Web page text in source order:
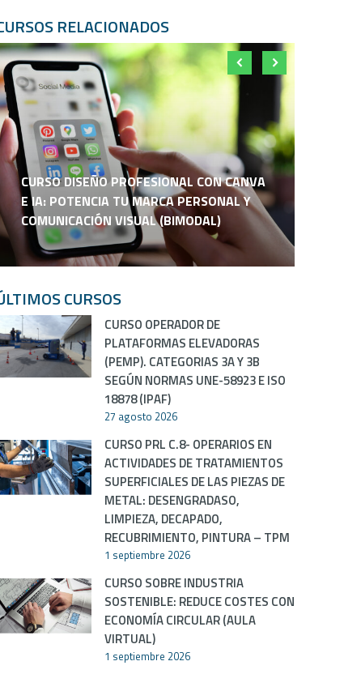
RELACIONADOS
CURSO DISEÑO PROFESIONAL CON CANVA
E IA: POTENCIA TU MARCA PERSONAL Y
COMUNICACIÓN VISUAL (BIMODAL)
CURSOS
CURSO OPERADOR DE
PLATAFORMAS ELEVADORAS
(PEMP). CATEGORIAS 3A Y 3B
SEGÚN NORMAS UNE-58923 E ISO
18878 (IPAF)
27 agosto 2026
CURSO PRL C.8- OPERARIOS EN
ACTIVIDADES DE TRATAMIENTOS
SUPERFICIALES DE LAS PIEZAS DE
METAL: DESENGRADASO,
LIMPIEZA, DECAPADO,
RECUBRIMIENTO, PINTURA – TPM
1 septiembre 2026
CURSO SOBRE INDUSTRIA
SOSTENIBLE: REDUCE COSTES CON
ECONOMÍA CIRCULAR (AULA
VIRTUAL)
1 septiembre 2026